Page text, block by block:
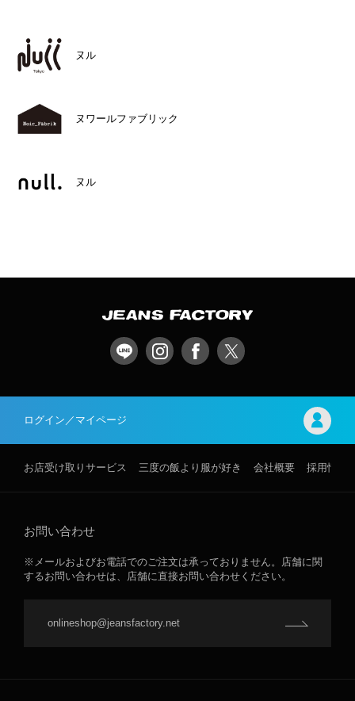
ヌル
ヌワールファブリック
ヌル
ログイン／マイページ
お店受け取りサービス 三度の飯より服が好き 会社概要 採用情報
お問い合わせ
※メールおよびお電話でのご注文は承っておりません。店舗に関
するお問い合わせは、店舗に直接お問い合わせください。
onlineshop@jeansfactory.net